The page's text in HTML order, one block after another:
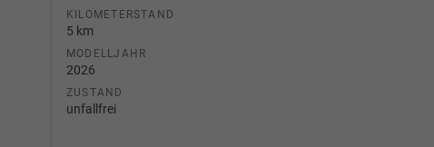
KILOMETERSTAND
5 km
MODELLJAHR
2026
ZUSTAND
unfallfrei